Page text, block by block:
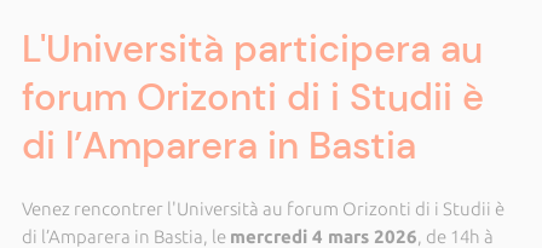
L'Università participera au
forum Orizonti di i Studii è
di l’Amparera in Bastia
Venez rencontrer l'Università au forum Orizonti di i Studii è
di l’Amparera in Bastia, le mercredi 4 mars 2026, de 14h à